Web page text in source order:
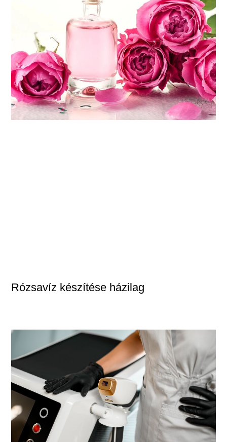
Rózsavíz készítése házilag